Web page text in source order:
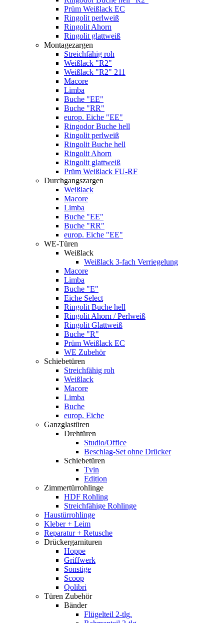
Prüm Weißlack EC
Ringolit perlweiß
Ringolit Ahorn
Ringolit glattweiß
Montagezargen
Streichfähig roh
Weißlack "R2"
Weißlack "R2" 211
Macore
Limba
Buche "EE"
Buche "RR"
europ. Eiche "EE"
Ringodor Buche hell
Ringolit perlweiß
Ringolit Buche hell
Ringolit Ahorn
Ringolit glattweiß
Prüm Weißlack FU-RF
Durchgangszargen
Weißlack
Macore
Limba
Buche "EE"
Buche "RR"
europ. Eiche "EE"
WE-Türen
Weißlack
Weißlack 3-fach Verriegelung
Macore
Limba
Buche "E"
Eiche Select
Ringolit Buche hell
Ringolit Ahorn / Perlweiß
Ringolit Glattweiß
Buche "R"
Prüm Weißlack EC
WE Zubehör
Schiebetüren
Streichfähig roh
Weißlack
Macore
Limba
Buche
europ. Eiche
Ganzglastüren
Drehtüren
Studio/Office
Beschlag-Set ohne Drücker
Schiebetüren
Tvin
Edition
Zimmertürrohlinge
HDF Rohling
Streichfähige Rohlinge
Haustürrohlinge
Kleber + Leim
Reparatur + Retusche
Drückergarnituren
Hoppe
Griffwerk
Sonstige
Scoop
Qolibri
Türen Zubehör
Bänder
Flügelteil 2-tlg.